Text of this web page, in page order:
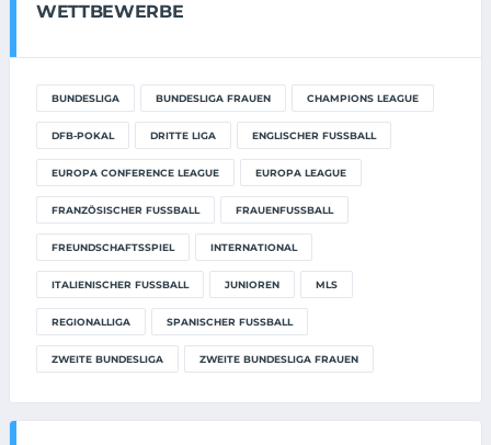
WETTBEWERBE
BUNDESLIGA BUNDESLIGA FRAUEN CHAMPIONS LEAGUE
DFB-POKAL DRITTE LIGA ENGLISCHER FUSSBALL
EUROPA CONFERENCE LEAGUE EUROPA LEAGUE
FRANZÖSISCHER FUSSBALL FRAUENFUSSBALL
FREUNDSCHAFTSSPIEL INTERNATIONAL
ITALIENISCHER FUSSBALL JUNIOREN MLS
REGIONALLIGA SPANISCHER FUSSBALL
ZWEITE BUNDESLIGA ZWEITE BUNDESLIGA FRAUEN